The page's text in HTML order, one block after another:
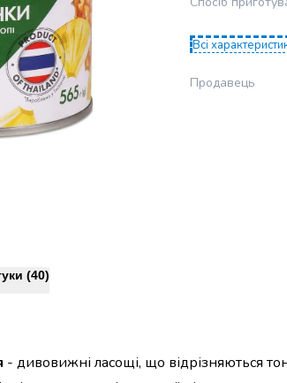
Всі
Продавець
(40)
- дивовижні ласощі, що відрізняються